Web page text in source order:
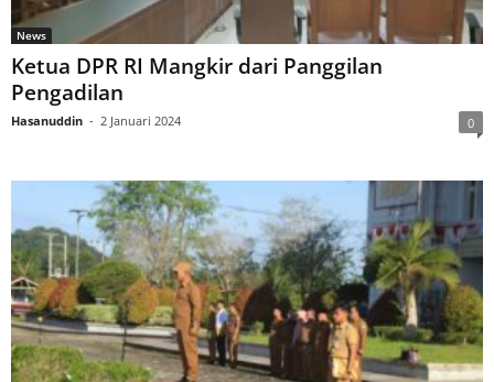
News
Ketua DPR RI Mangkir dari Panggilan
Pengadilan
Hasanuddin - 2 Januari 2024 0